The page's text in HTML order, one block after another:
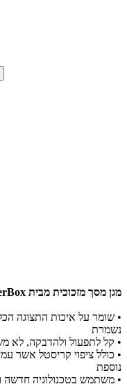
מגן מסך מזכוכית מבית OtterBox ל- iPhone 16 Pro​
• שומר על איכות התצוגה
נשמרת
• קל לתפעול ולהדבקה, לא
• כולל ציפוי קריסטל אשר
נוספת
• משתמש בטכנולוגיה חדשה